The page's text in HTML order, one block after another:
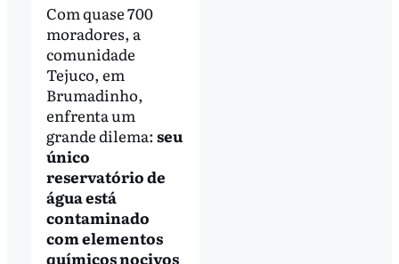
Com quase 700
moradores, a
comunidade
Tejuco, em
Brumadinho,
enfrenta um
grande dilema: seu
único
reservatório de
água está
contaminado
com elementos
químicos nocivos